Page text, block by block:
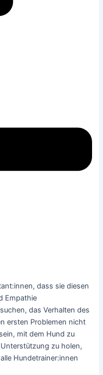
dass sie diesen
Empathie
das Verhalten des
ersten Problemen nicht
mit dem Hund zu
zu holen,
Hundetrainer:innen